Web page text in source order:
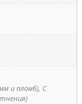
и пломб), C